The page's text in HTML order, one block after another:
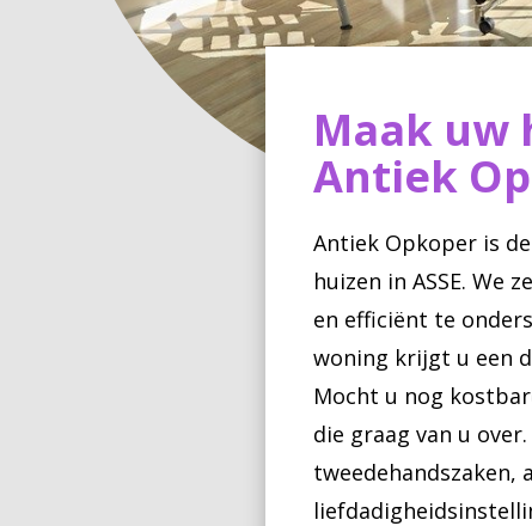
Maak uw
Antiek
Antiek Opkoper is
huizen in ASSE. We
en efficiënt te
woning krijgt u een
Mocht u nog
die graag van u
tweedehandszaken,